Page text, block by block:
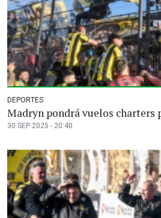
DEPORTES
Madryn pondrá vuelos charters
30 SEP 2025 - 20:40